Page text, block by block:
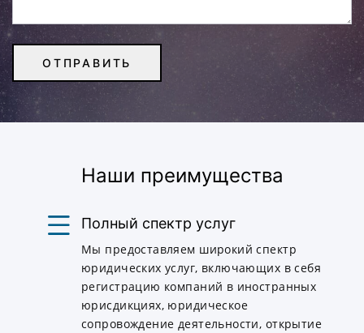
Наши преимущества
Полный спектр услуг
Мы предоставляем широкий спектр
юридических услуг, включающих в себя
регистрацию компаний в иностранных
юрисдикциях, юридическое
сопровождение деятельности, открытие